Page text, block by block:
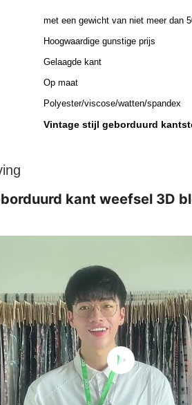
met een gewicht van niet meer dan
Hoogwaardige gunstige prijs
Gelaagde kant
Op maat
Polyester/viscose/watten/spandex
Vintage stijl geborduurd
kant weefsel 3D